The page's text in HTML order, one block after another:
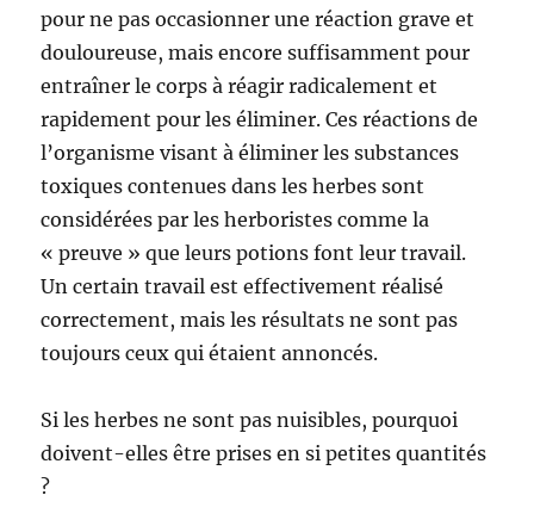
pour ne pas occasionner une réaction grave et
douloureuse, mais encore suffisamment pour
entraîner le corps à réagir radicalement et
rapidement pour les éliminer. Ces réactions de
l’organisme visant à éliminer les substances
toxiques contenues dans les herbes sont
considérées par les herboristes comme la
« preuve » que leurs potions font leur travail.
Un certain travail est effectivement réalisé
correctement, mais les résultats ne sont pas
toujours ceux qui étaient annoncés.
Si les herbes ne sont pas nuisibles, pourquoi
doivent-elles être prises en si petites quantités
?